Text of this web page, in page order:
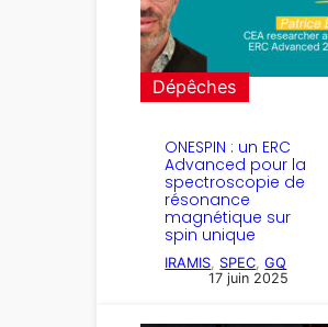
Dépêches
ONESPIN : un ERC
Advanced pour la
spectroscopie de
résonance
magnétique sur
spin unique
IRAMIS, SPEC, GQ
17 juin 2025